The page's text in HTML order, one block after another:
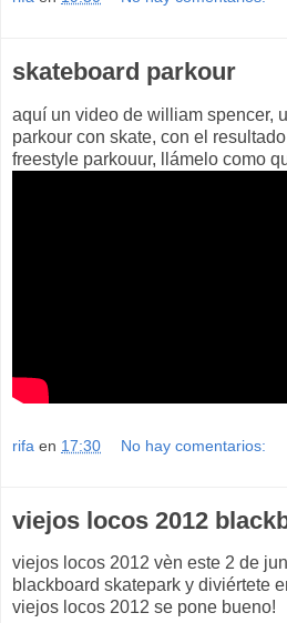
skateboard parkour
aquí un video de william spencer,
parkour con skate, con el
freestyle parkouur, llámelo como
rifa en 17:30 No hay comentarios:
viejos locos 2012
viejos locos 2012 vèn este 2 de
blackboard skatepark y diviértete
viejos locos 2012 se pone bueno!